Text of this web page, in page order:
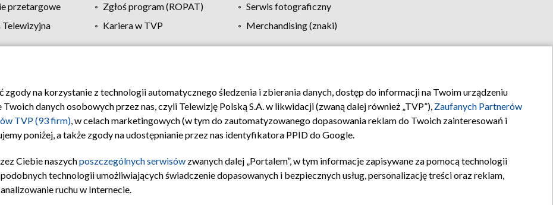
przetargowe Zgłoś program (ROPAT)
Serwis fotograficzny
Kariera w TVP
Merchandising (znaki)
Polityka prywatności Moje zgody Pomoc Biuro reklamy Kontakt
na korzystanie z technologii automatycznego śledzenia i zbierania danych, dostęp do informacji na Twoim urządzeniu
danych osobowych przez nas, czyli Telewizję Polską S.A. w likwidacji (zwaną dalej również „TVP”), Zaufanych Partnerów
TVP (93 firm), w celach marketingowych (w tym do zautomatyzowanego dopasowania reklam do Twoich zainteresowań i
poniżej, a także zgody na udostępnianie przez nas identyfikatora PPID do Google.
Ciebie naszychposzczególnych serwisów zwanych dalej „Portalem”, w tym informacje zapisywane za pomocą technologii
technologii umożliwiających świadczenie dopasowanych i bezpiecznych usług, personalizację treści oraz reklam,
ruchu w Internecie.